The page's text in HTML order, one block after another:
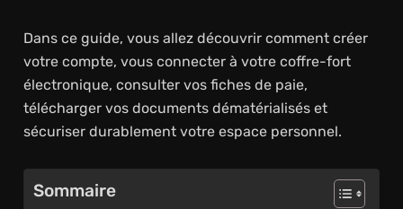
Dans ce guide, vous allez découvrir comment créer
votre compte, vous connecter à votre coffre-fort
électronique, consulter vos fiches de paie,
télécharger vos documents dématérialisés et
sécuriser durablement votre espace personnel.
Sommaire